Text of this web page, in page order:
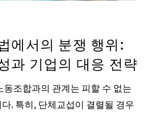
에서의 분쟁 행위:
과 기업의 대응 전략
동조합과의 관계는 피할 수 없는
. 특히, 단체교섭이 결렬될 경우